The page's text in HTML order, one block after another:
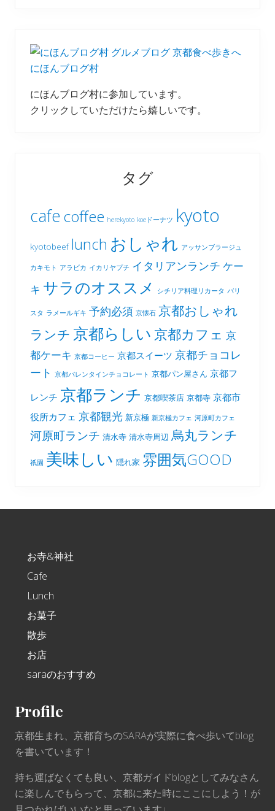
にほんブログ村
にほんブログ村に参加しています。
クリックしていただけたら嬉しいです。
タグ
cafe coffee herekyoto koeドーナツ kyoto
kyotobeef lunch おしゃれ アッサンブラージュ
カキモト アラビカ イカリヤプチ イタリアンランチ ケー
キ サラのオススメ シチリア料理リカータ バリ
スタ ラメールギキ 予約必須 京懐石 京都おしゃれ
ランチ 京都らしい 京都カフェ 京
都ケーキ 京都コーヒー 京都スイーツ 京都チョコレ
ート 京都バレンタインチョコレート 京都パン屋さん 京都フ
レンチ 京都ランチ 京都喫茶店 京都寺 京都市
役所カフェ 京都観光 新京極 新京極カフェ 河原町カフェ
河原町ランチ 清水寺 清水寺周辺 烏丸ランチ
祇園 美味しい 隠れ家 雰囲気GOOD
お寺&神社
Cafe
Lunch
お菓子
散歩
お店
saraのおすすめ
Profile
京都生まれ、京都育ちのSARAが実際に食べ歩いてblog
を書いています！
持ち運ばなくても良い、京都ガイドblogとしてみなさん
に楽しんでもらって、京都に来た時にここにしよう！が